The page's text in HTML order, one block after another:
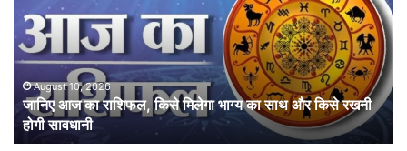
राशिफल,
किसे
मिलेगा
भाग्य
का
साथ
और
किसे
August 10, 2026
जानिए आज का राशिफल, किसे मिलेगा भाग्य का साथ और किसे रखनी
होगी सावधानी